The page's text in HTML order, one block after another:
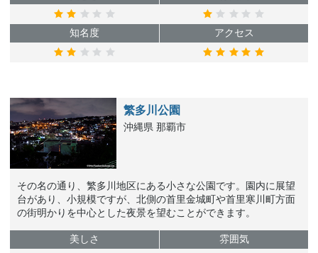
知名度 アクセス
繁多川公園
沖縄県 那覇市
その名の通り、繁多川地区にある小さな公園です。園内に展望
台があり、小規模ですが、北側の首里金城町や首里寒川町方面
の街明かりを中心とした夜景を望むことができます。
美しさ 雰囲気